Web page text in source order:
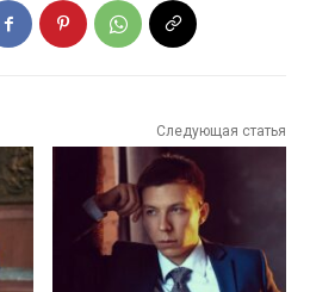
Следующая статья